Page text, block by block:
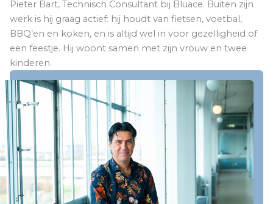
Pieter Bart, Technisch Consultant bij Bluace. Buiten zijn
werk is hij graag actief: hij houdt van fietsen, voetbal,
BBQ’en en koken, en is altijd wel in voor gezelligheid of
een feestje. Hij woont samen met zijn vrouw en twee
kinderen.